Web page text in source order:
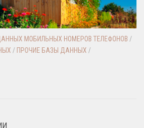
МОБИЛЬНЫХ НОМЕРОВ ТЕЛЕФОНОВ /
/ ПРОЧИЕ БАЗЫ ДАННЫХ /